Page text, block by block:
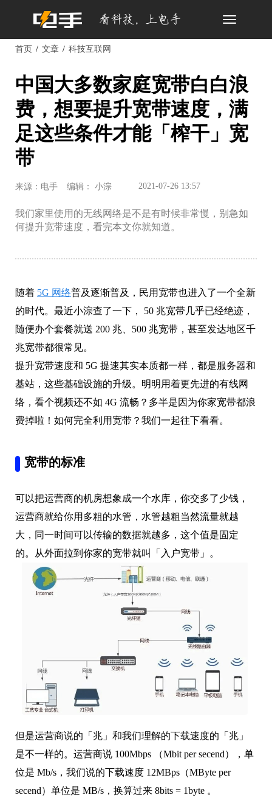
Toggle
首页 文章 科技互联网
中国大多数家庭宽带白白浪
费，想要提升宽带速度，满
足这些条件才能「榨干」宽
带
来源：电手 编辑： 小淙 2021-07-26 13:57
我们家里使用的无线网络是不是有时候非常慢，别急如
何提升宽带速度，看完本文你就知道。
随着 5G 网络普及逐渐普及，民用宽带也进入了一个全新
的时代。最近小淙查了一下， 50 兆宽带几乎已经绝迹，
随便办个套餐就送 200 兆、500 兆宽带，甚至发达地区千
兆宽带都很常见。
提升宽带速度和 5G 提速其实本质都一样，都是服务器和
基站，这些基础设施的升级。明明用着更先进的有线网
络，看个视频还不如 4G 流畅？多半是因为你家宽带都浪
费掉啦！如何完全利用宽带？我们一起往下看看。
宽带的标准
可以把运营商的机房想象成一个水库，你交多了少钱，
运营商就给你用多粗的水管，水管越粗当然流量就越
大，同一时间可以传输的数据就越多，这个值是固定
的。从外面拉到你家的宽带就叫「入户宽带」。
但是运营商说的「兆」和我们理解的下载速度的「兆」
是不一样的。运营商说 100Mbps （Mbit per secend），单
位是 Mb/s，我们说的下载速度 12MBps（MByte per
secend）单位是 MB/s，换算过来 8bits = 1byte 。